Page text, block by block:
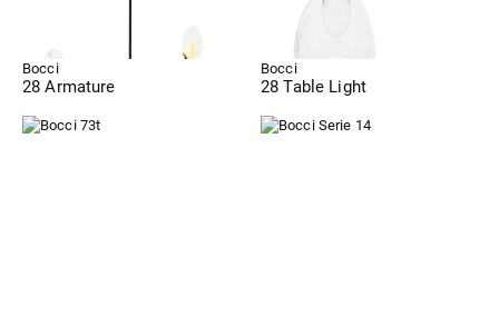
Bocci
28 Armature
Bocci
28 Table Light